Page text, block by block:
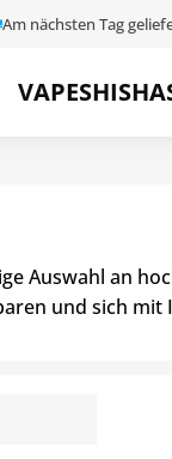
Am nächsten Tag
VAPESHISHA
Auswahl an
und sich